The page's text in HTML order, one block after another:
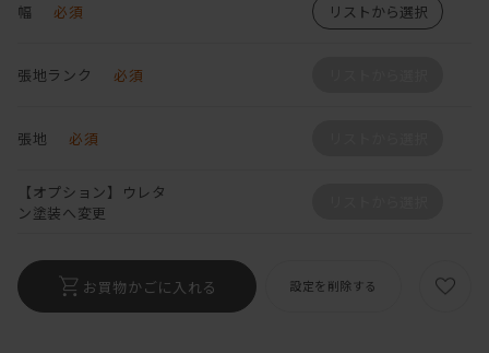
幅 必須 リストから選択
張地ランク 必須
張地 必須
【オプション】ウレタ
ン塗装へ変更
お買物かごに入れる 設定を削除する